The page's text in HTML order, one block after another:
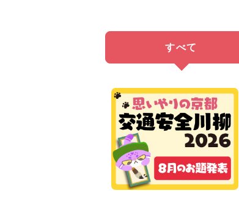
すべて